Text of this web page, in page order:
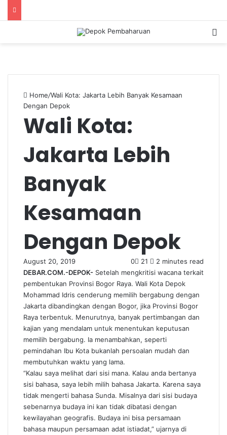
Home/Wali Kota: Jakarta Lebih Banyak Kesamaan
Dengan Depok
Wali Kota:
Jakarta Lebih
Banyak
Kesamaan
Dengan Depok
August 20, 2019 0 21
2 minutes read
DEBAR.COM.-DEPOK- Setelah mengkritisi wacana terkait
pembentukan Provinsi Bogor Raya. Wali Kota Depok
Mohammad Idris cenderung memilih bergabung dengan
Jakarta dibandingkan dengan Bogor, jika Provinsi Bogor
Raya terbentuk. Menurutnya, banyak pertimbangan dan
kajian yang mendalam untuk menentukan keputusan
memilih bergabung. Ia menambahkan, seperti
pemindahan Ibu Kota bukanlah persoalan mudah dan
membutuhkan waktu yang lama.
“Kalau saya melihat dari sisi mana. Kalau anda bertanya
sisi bahasa, saya lebih milih bahasa Jakarta. Karena saya
tidak mengerti bahasa Sunda. Misalnya dari sisi budaya
sebenarnya budaya ini kan tidak dibatasi dengan
kewilayahan geografis. Budaya ini bisa persamaan
bahasa maupun persamaan adat istiadat,” ujarnya di